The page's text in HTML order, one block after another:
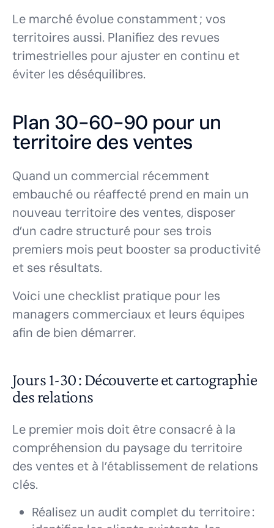
Le marché évolue constamment ; vos
territoires aussi. Planifiez des revues
trimestrielles pour ajuster en continu et
éviter les déséquilibres.
Plan 30-60-90 pour un
territoire des ventes
Quand un commercial récemment
embauché ou réaffecté prend en main un
nouveau territoire des ventes, disposer
d’un cadre structuré pour ses trois
premiers mois peut booster sa productivité
et ses résultats.
Voici une checklist pratique pour les
managers commerciaux et leurs équipes
afin de bien démarrer.
Jours 1-30 : Découverte et cartographie
des relations
Le premier mois doit être consacré à la
compréhension du paysage du territoire
des ventes et à l’établissement de relations
clés.
Réalisez un audit complet du territoire :